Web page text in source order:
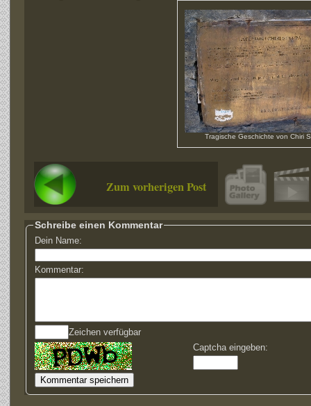
Tragische Geschichte von Chiri
Zum vorherigen Post
Schreibe einen Kommentar
Dein Name:
Kommentar:
Zeichen verfügbar
Captcha eingeben: